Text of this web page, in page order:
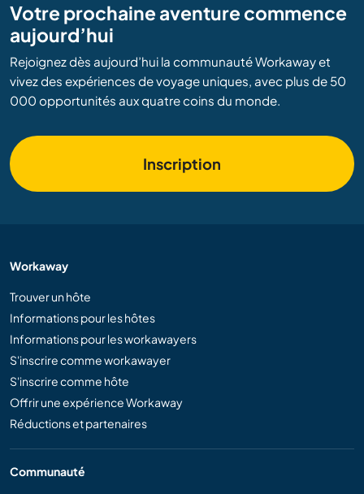
Votre prochaine aventure commence
aujourd’hui
Rejoignez dès aujourd’hui la communauté Workaway et
vivez des expériences de voyage uniques, avec plus de 50
000 opportunités aux quatre coins du monde.
Inscription
Workaway
Trouver un hôte
Informations pour les hôtes
Informations pour les workawayers
S'inscrire comme workawayer
S'inscrire comme hôte
Offrir une expérience Workaway
Réductions et partenaires
Communauté